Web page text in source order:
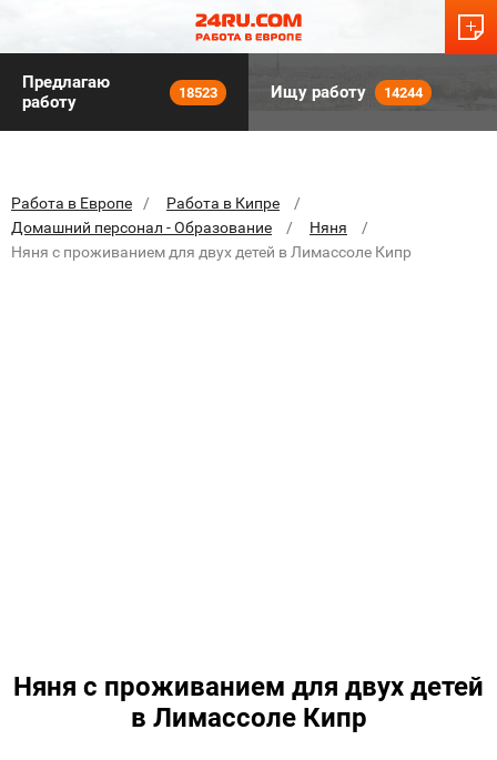
Предлагаю
работу
18523 Ищу работу 14244
Работа в Европе
Работа в Кипре
Домашний персонал - Образование
Няня
Няня с проживанием для двух детей в Лимассоле Кипр
Няня с проживанием для двух детей
в Лимассоле Кипр